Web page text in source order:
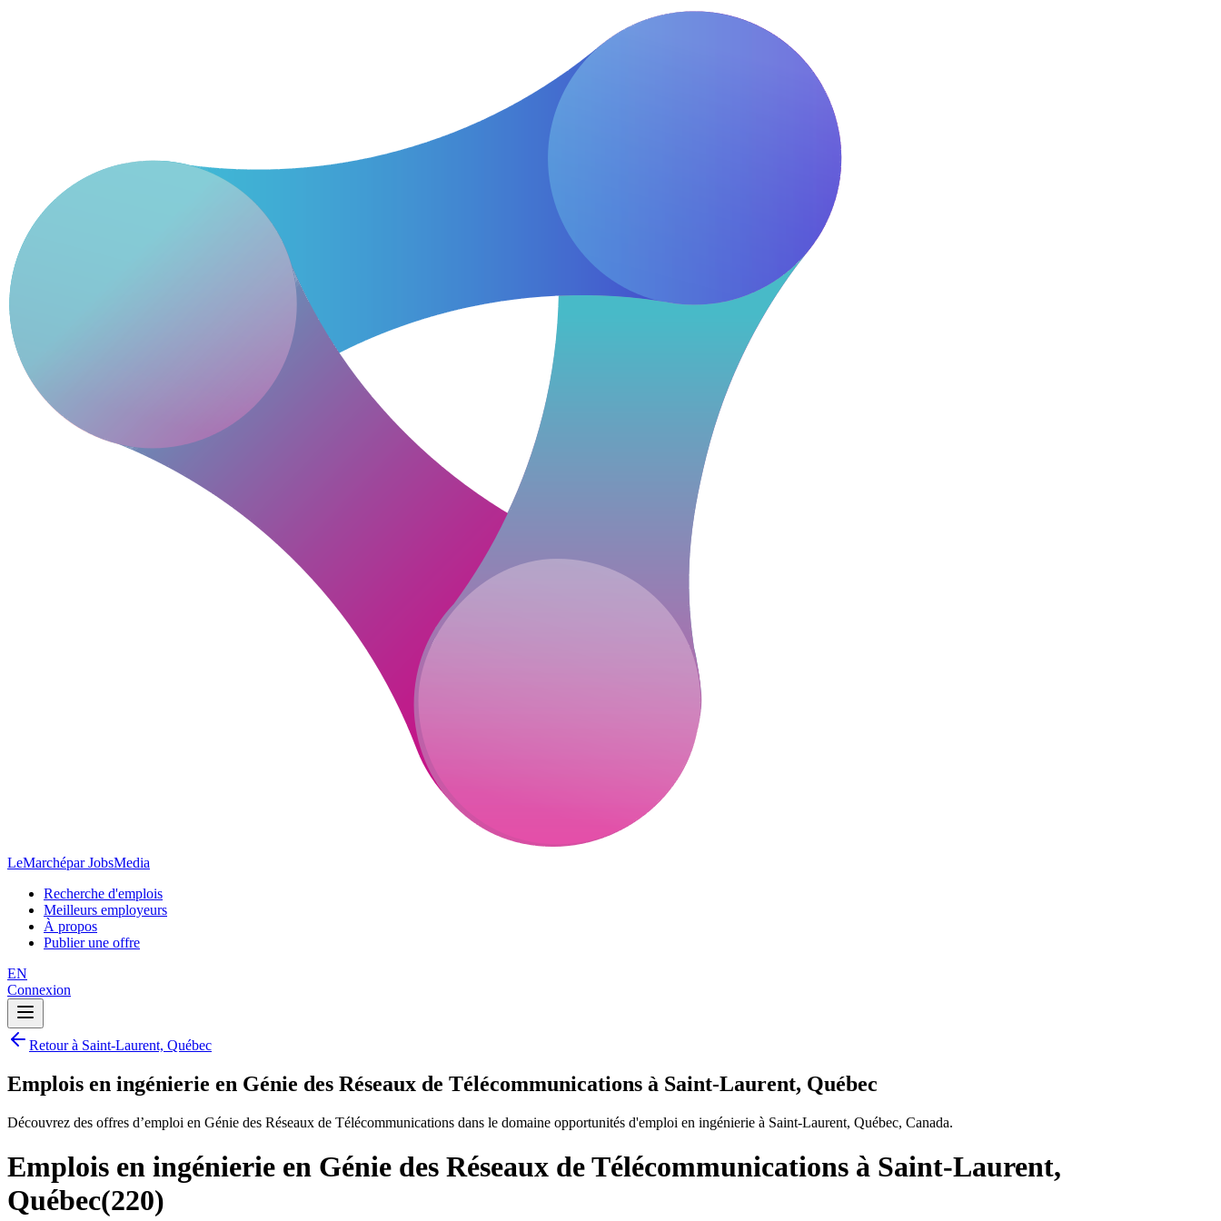
LeMarchépar JobsMedia
Recherche d'emplois
Meilleurs employeurs
À propos
Publier une offre
EN
Connexion
Retour à Saint-Laurent, Québec
Emplois en ingénierie en Génie des Réseaux de Télécommunications à Saint-Laurent, Québec
Découvrez des offres d’emploi en Génie des Réseaux de Télécommunications dans le domaine opportunités d'emploi en ingénierie à Saint-Laurent, Québec, Canada.
Emplois en ingénierie en Génie des Réseaux de Télécommunications à Saint-Laurent,
Québec(220)